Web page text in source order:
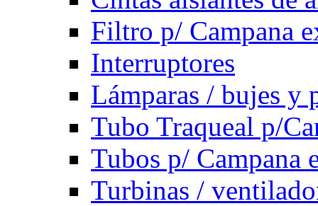
Filtro p/ Campana
Interruptores
Lámparas / bujes y
Tubo Traqueal p/
Tubos p/ Campana
Turbinas /